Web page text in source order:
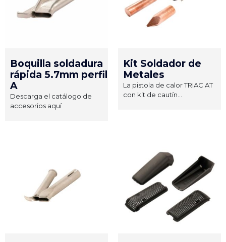
Boquilla soldadura
rápida 5.7mm perfil
A
Descarga el catálogo de
accesorios aquí
Kit Soldador de
Metales
La pistola de calor TRIAC AT
con kit de cautín...